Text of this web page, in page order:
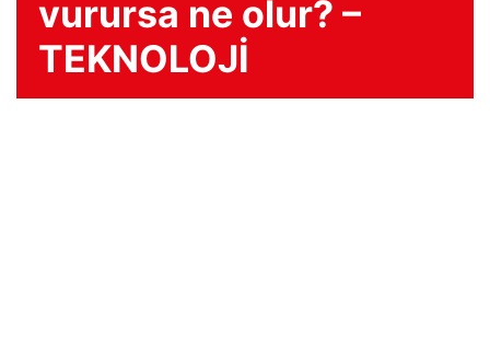
vurursa ne olur? –
TEKNOLOJİ